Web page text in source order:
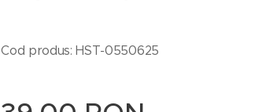
Cod produs: HST-0550625